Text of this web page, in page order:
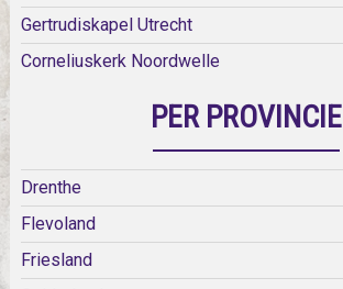
Gertrudiskapel Utrecht
Corneliuskerk Noordwelle
PER PROVINCIE
Drenthe
Flevoland
Friesland